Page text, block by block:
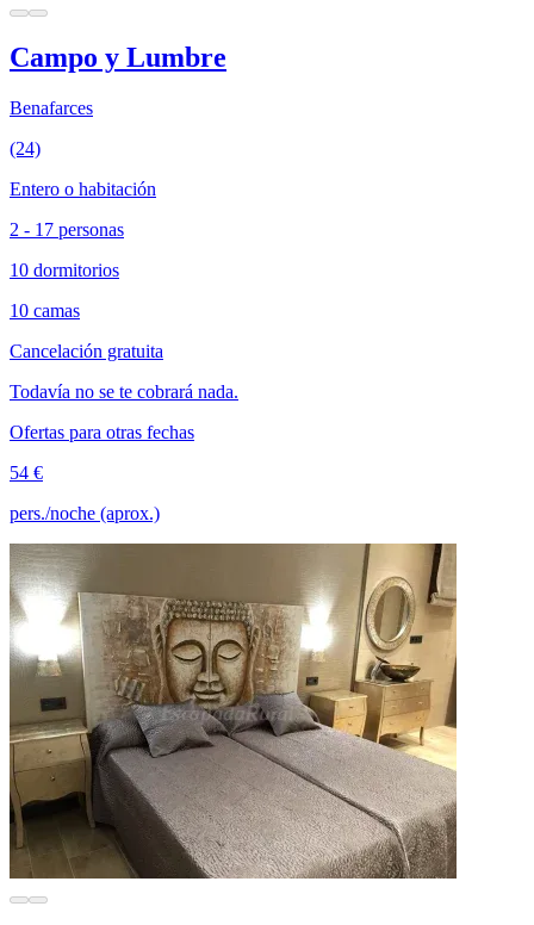
Campo y Lumbre
Benafarces
(24)
Entero o habitación
2 - 17 personas
10 dormitorios
10 camas
Cancelación gratuita
Todavía no se te cobrará nada.
Ofertas para otras fechas
54 €
pers./noche (aprox.)